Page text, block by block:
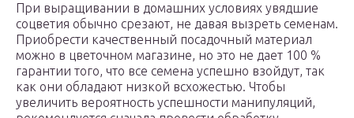
При выращивании в домашних условиях увядшие
соцветия обычно срезают, не давая вызреть семенам.
Приобрести качественный посадочный материал
можно в цветочном магазине, но это не дает 100 %
гарантии того, что все семена успешно взойдут, так
как они обладают низкой всхожестью. Чтобы
увеличить вероятность успешности манипуляций,